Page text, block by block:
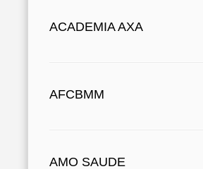
ACADEMIA AXA
AFCBMM
AMO SAUDE